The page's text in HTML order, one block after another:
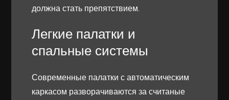
должна стать препятствием.
Легкие палатки и
спальные системы
Современные палатки с автоматическим
каркасом разворачиваются за считаные